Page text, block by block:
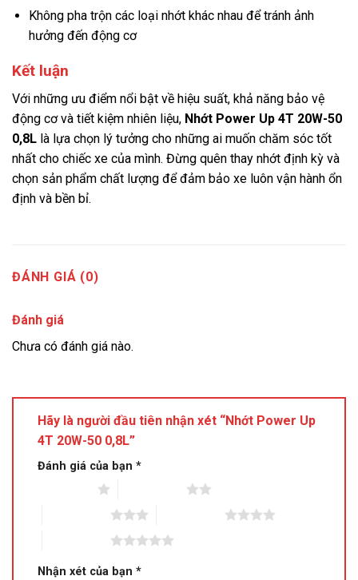
Không pha trộn các loại nhớt khác nhau để tránh ảnh
hưởng đến động cơ
Kết luận
Với những ưu điểm nổi bật về hiệu suất, khả năng bảo vệ
động cơ và tiết kiệm nhiên liệu, Nhớt Power Up 4T 20W-50
0,8L là lựa chọn lý tưởng cho những ai muốn chăm sóc tốt
nhất cho chiếc xe của mình. Đừng quên thay nhớt định kỳ và
chọn sản phẩm chất lượng để đảm bảo xe luôn vận hành ổn
định và bền bỉ.
ĐÁNH GIÁ (0)
Đánh giá
Chưa có đánh giá nào.
Hãy là người đầu tiên nhận xét “Nhớt Power Up
4T 20W-50 0,8L”
Đánh giá của bạn *
Nhận xét của bạn *